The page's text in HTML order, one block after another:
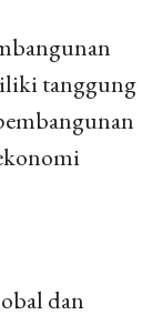
tanggung
dan